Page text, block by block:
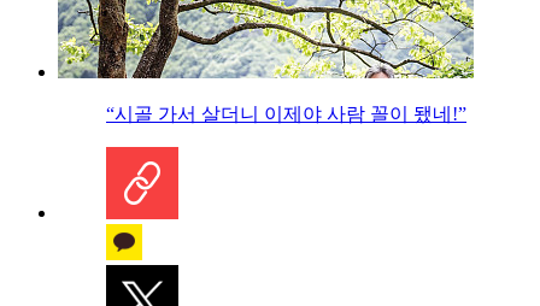
“시골 가서 살더니 이제야 사람 꼴이 됐네!”